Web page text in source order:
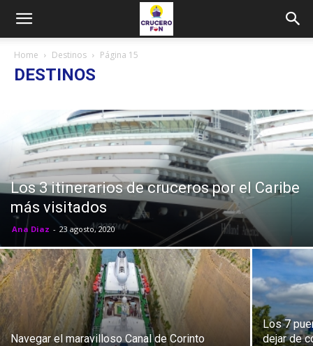
Home Destinos Página 15
DESTINOS
Los 3 itinerarios de cruceros por el Caribe
más visitados
Ana Diaz - 23 agosto, 2020
Navegar el maravilloso Canal de Corinto
Los 7
dejar de